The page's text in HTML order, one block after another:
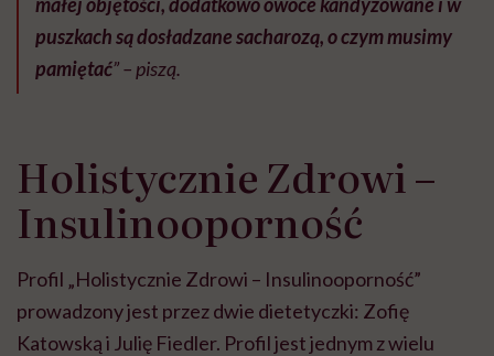
puszkach są dosładzane sacharozą, o czym musimy
pamiętać” – piszą.
Holistycznie Zdrowi –
Insulinooporność
Profil „Holistycznie Zdrowi – Insulinooporność”
prowadzony jest przez dwie dietetyczki: Zofię
Katowską i Julię Fiedler. Profil jest jednym z wielu